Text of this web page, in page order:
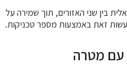
בין שני האזורים, תוך שמירה על
זאת באמצעות מספר טכניקות.
עם מטרה